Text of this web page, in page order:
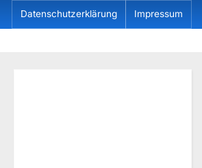
Datenschutzerklärung Impressum